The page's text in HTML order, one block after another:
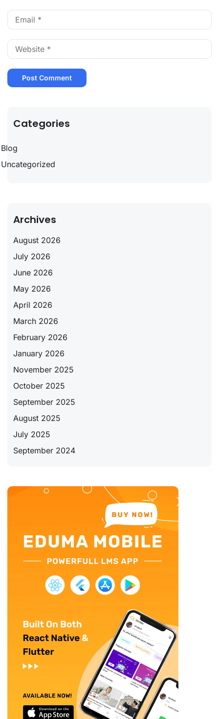
Categories
Blog
Uncategorized
Archives
August 2026
July 2026
June 2026
May 2026
April 2026
March 2026
February 2026
January 2026
November 2025
October 2025
September 2025
August 2025
July 2025
September 2024